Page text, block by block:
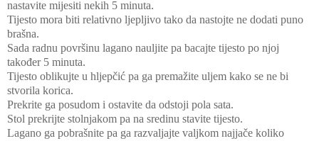
nastavite mijesiti nekih 5 minuta.
Tijesto mora biti relativno ljepljivo tako da nastojte ne dodati puno
brašna.
Sada radnu površinu lagano nauljite pa bacajte tijesto po njoj
također 5 minuta.
Tijesto oblikujte u hljepčić pa ga premažite uljem kako se ne bi
stvorila korica.
Prekrite ga posudom i ostavite da odstoji pola sata.
Stol prekrijte stolnjakom pa na sredinu stavite tijesto.
Lagano ga pobrašnite pa ga razvaljajte valjkom najjače koliko